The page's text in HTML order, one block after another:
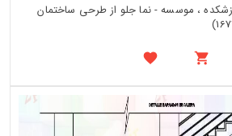
، موسسه - نما جلو از طرحی ساختمان